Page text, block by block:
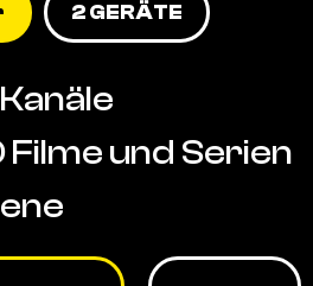
2 GERÄTE
Filme und Serien